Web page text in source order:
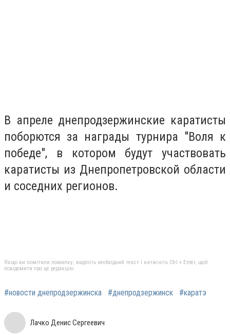
В апреле днепродзержинские каратисты
поборются за награды турнира "Воля к
победе", в котором будут участвовать
каратисты из Днепропетровской области
и соседних регионов.
Якщо ви помітили помилку, виділіть необхідний текст і натисніть Ctrl + Enter, щоб
повідомити про це редакцію
#новости днепродзержинска #днепродзержинск #каратэ
Лачко Денис Сергеевич